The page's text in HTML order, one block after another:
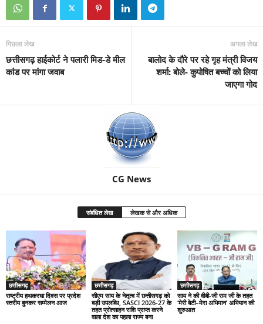
पिछला लेख
छत्तीसगढ़ हाईकोर्ट ने पलारी मिड-डे मील
कांड पर मांगा जवाब
अगला लेख
बालोद के दौरे पर रहे गृह मंत्री विजय
शर्मा: बोले- कुपोषित बच्चों को लिया
जाएगा गोद
CG News
संबंधित लेख लेखक से और अधिक
छत्तीसगढ़
राष्ट्रीय हथकरघा दिवस पर प्रदेश
स्तरीय बुनकर सम्मेलन आज
छत्तीसगढ़
सीएम साय के नेतृत्व में छत्तीसगढ़ को
बड़ी उपलब्धि, SASCI 2026-27 के
तहत प्रोत्साहन राशि प्राप्त करने
वाला देश का पहला राज्य बना
छत्तीसगढ़
साय ने की वीबी-जी राम जी के तहत
‘मेरी बेटी–मेरा अभिमान’ अभियान की
शुरुआत